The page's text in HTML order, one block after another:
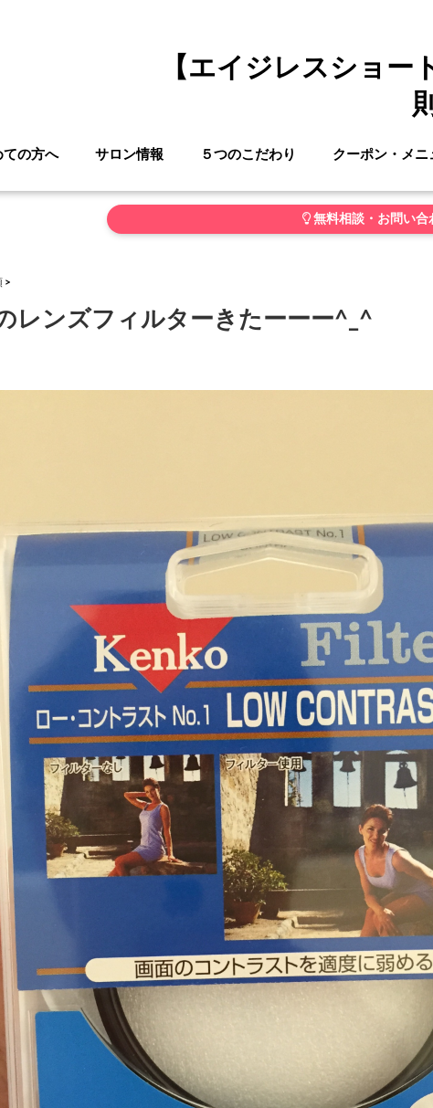
【エイジレスショー
則
ての方へ サロン情報 ５つのこだわり クーポン・メニ
無料相談・お問い合
レンズフィルターきたーーー^_^